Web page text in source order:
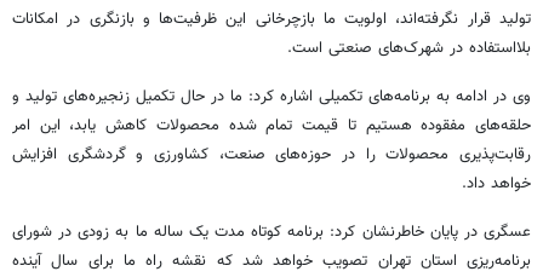
تولید قرار نگرفته‌اند، اولویت ما بازچرخانی این ظرفیت‌ها و بازنگری در امکانات
بلااستفاده در شهرک‌های صنعتی است.
وی در ادامه به برنامه‌های تکمیلی اشاره کرد: ما در حال تکمیل زنجیره‌های تولید و
حلقه‌های مفقوده هستیم تا قیمت تمام شده محصولات کاهش یابد، این امر
رقابت‌پذیری محصولات را در حوزه‌های صنعت، کشاورزی و گردشگری افزایش
خواهد داد.
عسگری در پایان خاطرنشان کرد: برنامه کوتاه مدت یک ساله ما به زودی در شورای
برنامه‌ریزی استان تهران تصویب خواهد شد که نقشه راه ما برای سال آینده